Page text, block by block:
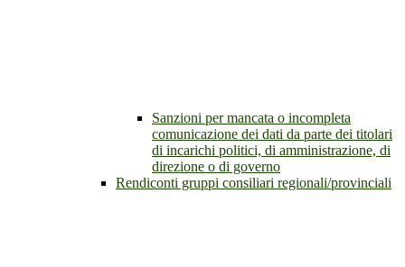
Sanzioni per mancata o incompleta
comunicazione dei dati da parte dei titolari
di incarichi politici, di amministrazione, di
direzione o di governo
Rendiconti gruppi consiliari regionali/provinciali